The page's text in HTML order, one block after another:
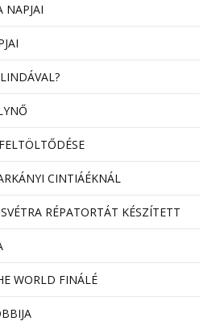
NAPJAI
CINTIÁÉKNÁL
RÉPATORTÁT KÉSZÍTETT
WORLD FINÁLÉ